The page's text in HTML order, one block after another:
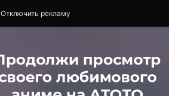
Отключить рекламу